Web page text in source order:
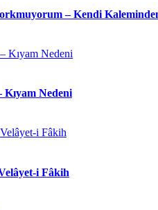
– Kendi
Nedeni
i Fâkih